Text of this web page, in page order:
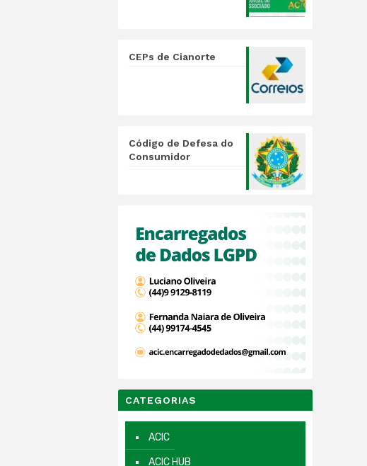
CEPs de Cianorte
Código de Defesa do
Consumidor
CATEGORIAS
ACIC
ACIC HUB